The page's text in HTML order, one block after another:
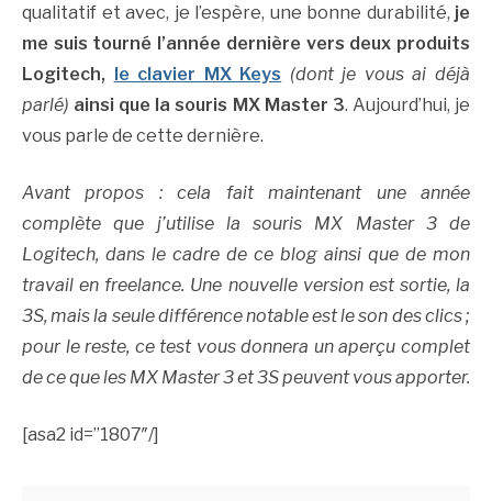
qualitatif et avec, je l’espère, une bonne durabilité, je
me suis tourné l’année dernière vers deux produits
Logitech, le clavier MX Keys (dont je vous ai déjà
parlé) ainsi que la souris MX Master 3. Aujourd’hui, je
vous parle de cette dernière.
Avant propos : cela fait maintenant une année
complète que j’utilise la souris MX Master 3 de
Logitech, dans le cadre de ce blog ainsi que de mon
travail en freelance. Une nouvelle version est sortie, la
3S, mais la seule différence notable est le son des clics ;
pour le reste, ce test vous donnera un aperçu complet
de ce que les MX Master 3 et 3S peuvent vous apporter.
[asa2 id=”1807″/]